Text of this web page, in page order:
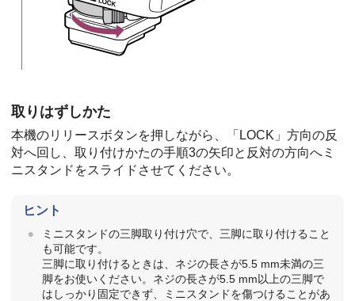
取りはずしかた
本機のリリースボタンを押しながら、「LOCK」方向の反
対へ回し、取り付けかたの手順3の矢印と反対の方向へミ
ニスタンドをスライドさせてください。
ヒント
ミニスタンドの三脚取り付け⽳で、三脚に取り付けること
も可能です。
三脚に取り付けるときは、ネジの長さが5.5 mm未満の三
脚をお使いください。ネジの長さが5.5 mm以上の三脚で
はしっかり固定できず、ミニスタンドを傷つけることがあ